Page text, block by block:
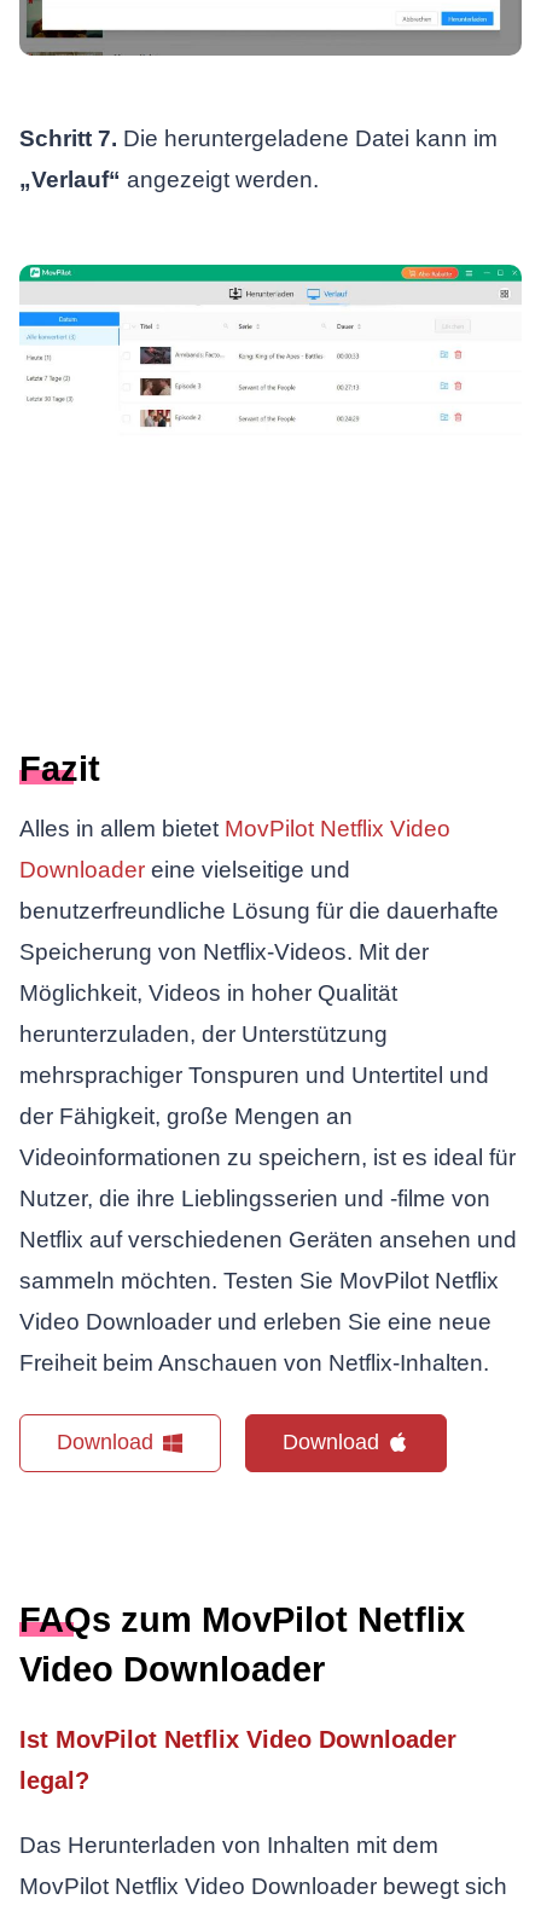
Schritt 7. Die heruntergeladene Datei kann im
„Verlauf“ angezeigt werden.
Fazit
Alles in allem bietet MovPilot Netflix Video
Downloadereine vielseitige und
benutzerfreundliche Lösung für die dauerhafte
Speicherung von Netflix-Videos. Mit der
Möglichkeit, Videos in hoher Qualität
herunterzuladen, der Unterstützung
mehrsprachiger Tonspuren und Untertitel und
der Fähigkeit, große Mengen an
Videoinformationen zu speichern, ist es ideal für
Nutzer, die ihre Lieblingsserien und -filme von
Netflix auf verschiedenen Geräten ansehen und
sammeln möchten. Testen Sie MovPilot Netflix
Video Downloader und erleben Sie eine neue
Freiheit beim Anschauen von Netflix-Inhalten.
Download Download
FAQs zum MovPilot Netflix
Video Downloader
Ist MovPilot Netflix Video Downloader
legal?
Das Herunterladen von Inhalten mit dem
MovPilot Netflix Video Downloader bewegt sich